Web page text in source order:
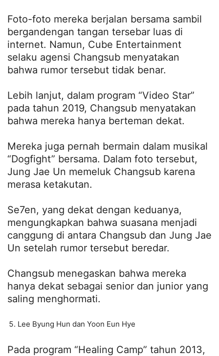
Foto-foto mereka berjalan bersama sambil
bergandengan tangan tersebar luas di
internet. Namun, Cube Entertainment
selaku agensi Changsub menyatakan
bahwa rumor tersebut tidak benar.
Lebih lanjut, dalam program “Video Star”
pada tahun 2019, Changsub menyatakan
bahwa mereka hanya berteman dekat.
Mereka juga pernah bermain dalam musikal
“Dogfight” bersama. Dalam foto tersebut,
Jung Jae Un memeluk Changsub karena
merasa ketakutan.
Se7en, yang dekat dengan keduanya,
mengungkapkan bahwa suasana menjadi
canggung di antara Changsub dan Jung Jae
Un setelah rumor tersebut beredar.
Changsub menegaskan bahwa mereka
hanya dekat sebagai senior dan junior yang
saling menghormati.
Lee Byung Hun dan Yoon Eun Hye
Pada program “Healing Camp” tahun 2013,